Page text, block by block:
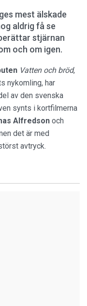
mest älskade
aldrig få se
stjärnan
och om igen.
Vatten och bröd,
nykomling, har
av den svenska
synts i kortfilmerna
Alfredson och
det är med
avtryck.